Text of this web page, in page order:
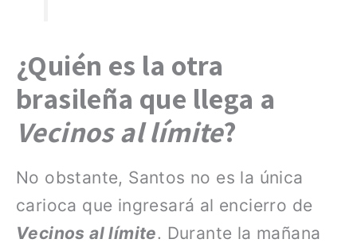
¿Quién es la otra
brasileña que llega a
Vecinos al límite?
No obstante, Santos no es la única
carioca que ingresará al encierro de
Vecinos al límite. Durante la mañana